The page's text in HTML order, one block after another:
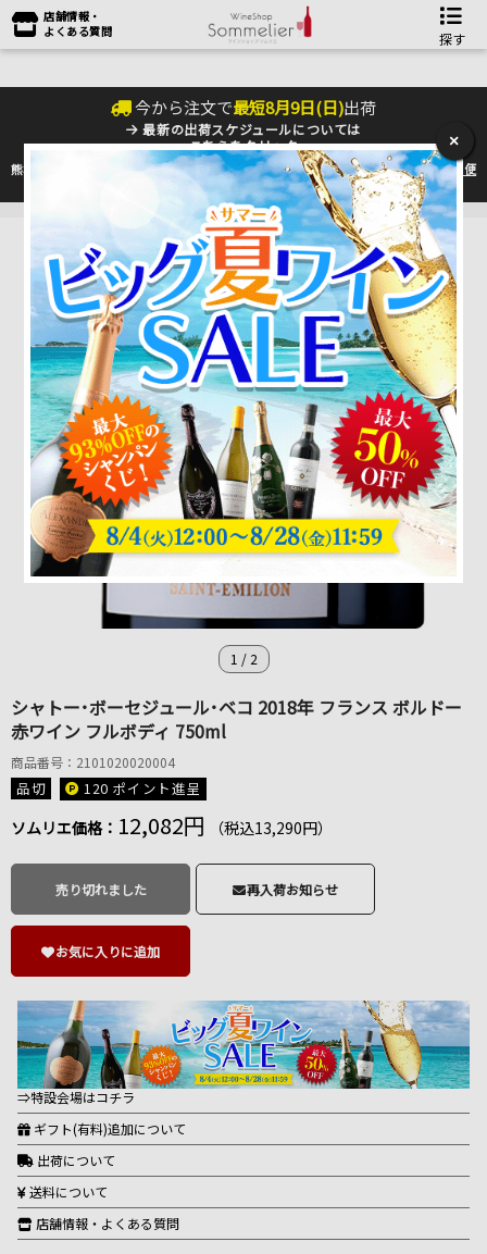
店舗情報・
よくある質問
探す
今から注文で最短8月9日(日)出荷
最新の出荷スケジュールについては
こちらをクリック
熊本地震の影響により九州への配送に遅れが生じております。最新情報は佐川急便
のHP
をご確認下さい。
1 / 2
シャトー･ボーセジュール･ベコ 2018年 フランス ボルドー
赤ワイン フルボディ 750ml
商品番号：2101020020004
品切 120 ポイント進呈
ソムリエ価格： 12,082円 （税込13,290円）
売り切れました 再入荷お知らせ
お気に入りに追加
⇒特設会場はコチラ
ギフト(有料)追加について
出荷について
送料について
店舗情報・よくある質問
×